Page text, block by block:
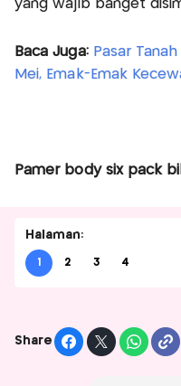
yang wajib banget
Baca Juga: Pasar
Mei, Emak-Emak
Pamer body six pack
Halaman:
1 2 3 4
Share